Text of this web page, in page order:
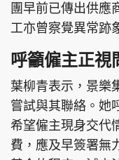
團早前已傳出供應
工亦曾察覺異常跡
呼籲僱主正視
葉柳青表示，景樂
嘗試與其聯絡。她
希望僱主現身交代
費，應及早簽署無